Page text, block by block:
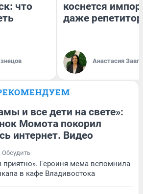
что
коснется
даже
Анастасия
и все дети на свете»:
Момота покорил
интернет. Видео
Обсудить
приятно». Героиня мема вспомнила
в кафе Владивостока